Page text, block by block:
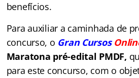
benefícios.
Para auxiliar a caminhada de
concurso, o Gran Cursos
Maratona pré-edital PMDF,
para este concurso, com o